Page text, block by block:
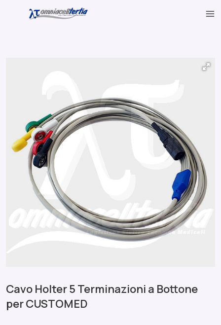
Cavo Holter 5 Terminazioni a Bottone
per CUSTOMED